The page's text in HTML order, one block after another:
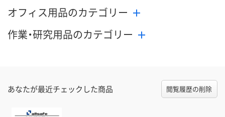
オフィス用品のカテゴリー
作業・研究用品のカテゴリー
あなたが最近チェックした商品 閲覧履歴の削除